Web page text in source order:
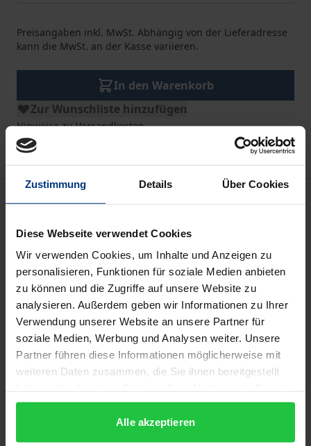
Zustimmung Details Über Cookies
Diese Webseite verwendet Cookies
Wir verwenden Cookies, um Inhalte und Anzeigen zu
personalisieren, Funktionen für soziale Medien anbieten
zu können und die Zugriffe auf unsere Website zu
analysieren. Außerdem geben wir Informationen zu Ihrer
Verwendung unserer Website an unsere Partner für
soziale Medien, Werbung und Analysen weiter. Unsere
Partner führen diese Informationen möglicherweise mit
weiteren Daten zusammen, die Sie ihnen bereitgestellt
gesammelt haben.
Alle akzeptieren
Preisangaben inkl. MwSt. Abhängig von der Lieferadresse
kann die MwSt. an der Kasse variieren.
In den Warenkorb
Zur Wunschliste hinzufügen
Hinweise zu Versandkosten
Konzernvereinbarungen rücken mehr und mehr in
den Fokus von Wissenschaft und Praxis. Trotz dieser
wachsenden Bedeutsamkeit sind zahlreiche
Fragestellungen in Literatur und Rechtsprechung
noch nicht abschließend geklärt, wobei das
Spektrum vom Abschluss der Vereinbarung über
deren Durchführung und Grenzen bis zu ihrer
Beendigung reicht. Relevanz haben die rechtlichen
Konzernbetriebsvereinbarung abschließen und